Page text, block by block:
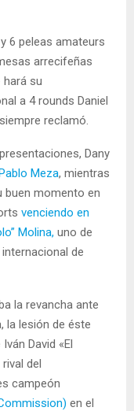
6 peleas amateurs
arrecifeñas
hará su
a 4 rounds Daniel
reclamó.
Dany
Meza, mientras
buen momento en
venciendo en
Molina, uno de
de
la revancha ante
la lesión de éste
David «El
del
campeón
en el